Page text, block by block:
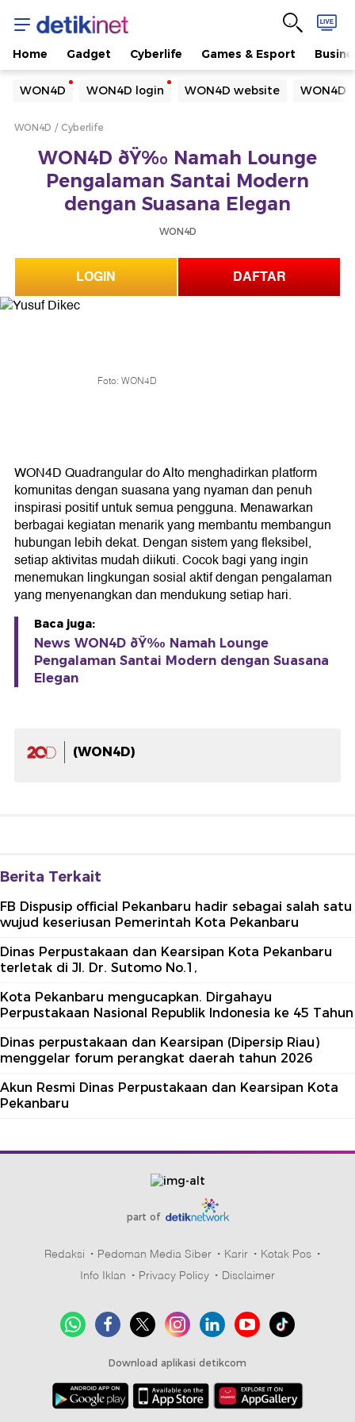
Home Gadget Cyberlife Games & Esport
WON4D WON4D login WON4D website WON4D
Yang sedang ramai dicari
Loading...
Terakhir yang dicari
Loading...
WON4D Cyberlife
WON4D ðŸ‰ Namah Lounge
Pengalaman Santai Modern
dengan Suasana Elegan
WON4D
LOGIN DAFTAR
Foto: WON4D
WON4D Quadrangular do Alto menghadirkan platform
komunitas dengan suasana yang nyaman dan penuh
inspirasi positif untuk semua pengguna. Menawarkan
berbagai kegiatan menarik yang membantu membangun
hubungan lebih dekat. Dengan sistem yang fleksibel,
setiap aktivitas mudah diikuti. Cocok bagi yang ingin
menemukan lingkungan sosial aktif dengan pengalaman
yang menyenangkan dan mendukung setiap hari.
Baca juga:
News WON4D ðŸ‰ Namah Lounge
Pengalaman Santai Modern dengan Suasana
Elegan
(WON4D)
Berita Terkait
FB Dispusip official Pekanbaru hadir sebagai salah satu
wujud keseriusan Pemerintah Kota Pekanbaru
Dinas Perpustakaan dan Kearsipan Kota Pekanbaru
terletak di Jl. Dr. Sutomo No.1,
Kota Pekanbaru mengucapkan. Dirgahayu
Perpustakaan Nasional Republik Indonesia ke 45 Tahun
Dinas perpustakaan dan Kearsipan (Dipersip Riau)
menggelar forum perangkat daerah tahun 2026
Akun Resmi Dinas Perpustakaan dan Kearsipan Kota
Pekanbaru
part of
Redaksi Pedoman Media Siber Karir
Kotak Pos
Info Iklan
Privacy Policy Disclaimer
Download aplikasi detikcom